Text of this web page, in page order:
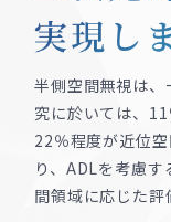
半側空間無視は
究に於いては、11
22％程度が近位
り、ADLを考慮
間領域に応じた評